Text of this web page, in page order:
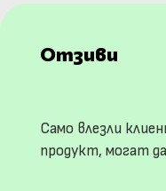
Отзиви
Само влезли
продукт, могат